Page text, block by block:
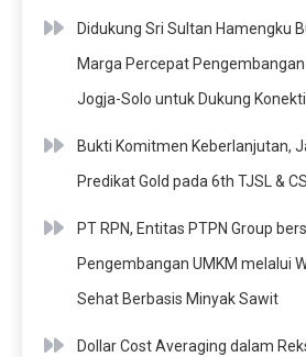
Didukung Sri Sultan Hamengku
Marga Percepat
Jogja-Solo untuk Dukung
Bukti Komitmen Keberlanjutan,
Predikat Gold pada 6th TJSL &
PT RPN, Entitas PTPN Group
Pengembangan UMKM melalui
Sehat Berbasis Minyak Sawit
Dollar Cost Averaging dalam